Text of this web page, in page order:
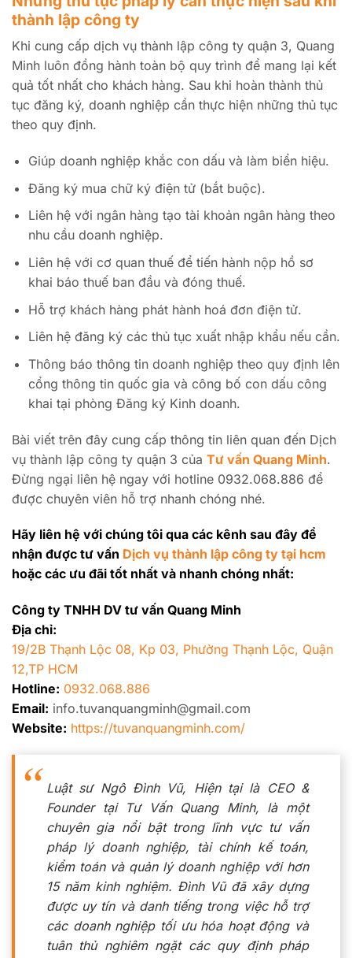
thành lập công ty
Khi cung cấp dịch vụ thành lập công ty quận 3, Quang
Minh luôn đồng hành toàn bộ quy trình để mang lại kết
quả tốt nhất cho khách hàng. Sau khi hoàn thành thủ
tục đăng ký, doanh nghiệp cần thực hiện những thủ tục
theo quy định.
Giúp doanh nghiệp khắc con dấu và làm biển hiệu.
Đăng ký mua chữ ký điện tử (bắt buộc).
Liên hệ với ngân hàng tạo tài khoản ngân hàng theo
nhu cầu doanh nghiệp.
Liên hệ với cơ quan thuế để tiến hành nộp hồ sơ
khai báo thuế ban đầu và đóng thuế.
Hỗ trợ khách hàng phát hành hoá đơn điện tử.
Liên hệ đăng ký các thủ tục xuất nhập khẩu nếu cần.
Thông báo thông tin doanh nghiệp theo quy định lên
cổng thông tin quốc gia và công bố con dấu công
khai tại phòng Đăng ký Kinh doanh.
Bài viết trên đây cung cấp thông tin liên quan đến Dịch
vụ thành lập công ty quận 3 của Tư vấn Quang Minh.
Đừng ngại liên hệ ngay với hotline 0932.068.886 để
được chuyên viên hỗ trợ nhanh chóng nhé.
Hãy liên hệ với chúng tôi qua các kênh sau đây để
nhận được tư vấn Dịch vụ thành lập công ty tại hcm
hoặc các ưu đãi tốt nhất và nhanh chóng nhất:
Công ty TNHH DV tư vấn Quang Minh
Địa chỉ:
19/2B Thạnh Lộc 08, Kp 03, Phường Thạnh Lộc, Quận
12,TP HCM
Hotline: 0932.068.886
Email: info.tuvanquangminh@gmail.com
Website: https://tuvanquangminh.com/
Luật sư Ngô Đình Vũ, Hiện tại là CEO &
Founder tại Tư Vấn Quang Minh, là một
chuyên gia nổi bật trong lĩnh vực tư vấn
pháp lý doanh nghiệp, tài chính kế toán,
kiểm toán và quản lý doanh nghiệp với hơn
15 năm kinh nghiệm. Đình Vũ đã xây dựng
được uy tín và danh tiếng trong việc hỗ trợ
các doanh nghiệp tối ưu hóa hoạt động và
tuân thủ nghiêm ngặt các quy định pháp